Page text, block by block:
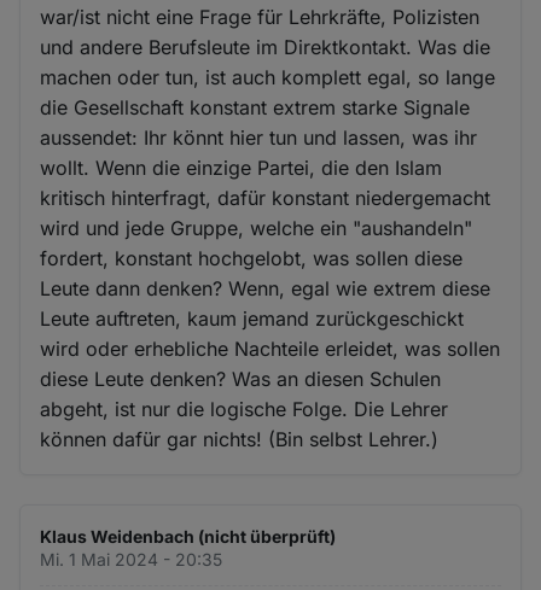
war/ist nicht eine Frage für Lehrkräfte, Polizisten
und andere Berufsleute im Direktkontakt. Was die
machen oder tun, ist auch komplett egal, so lange
die Gesellschaft konstant extrem starke Signale
aussendet: Ihr könnt hier tun und lassen, was ihr
wollt. Wenn die einzige Partei, die den Islam
kritisch hinterfragt, dafür konstant niedergemacht
wird und jede Gruppe, welche ein "aushandeln"
fordert, konstant hochgelobt, was sollen diese
Leute dann denken? Wenn, egal wie extrem diese
Leute auftreten, kaum jemand zurückgeschickt
wird oder erhebliche Nachteile erleidet, was sollen
diese Leute denken? Was an diesen Schulen
abgeht, ist nur die logische Folge. Die Lehrer
können dafür gar nichts! (Bin selbst Lehrer.)
Klaus Weidenbach (nicht überprüft)
Mi. 1 Mai 2024 - 20:35